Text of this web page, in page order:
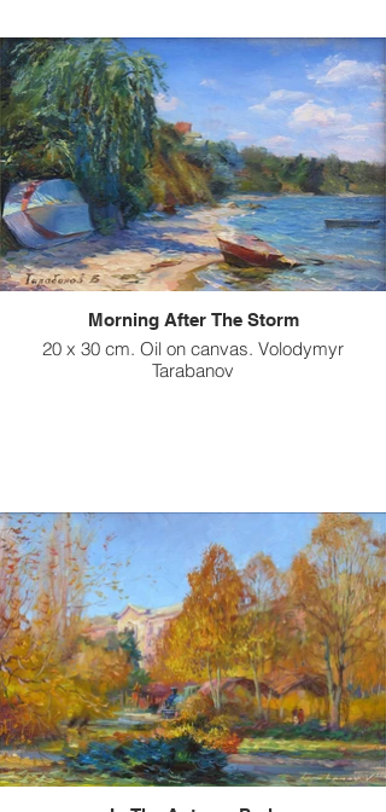
Morning After The Storm
20 x 30 cm. Oil on canvas. Volodymyr
Tarabanov